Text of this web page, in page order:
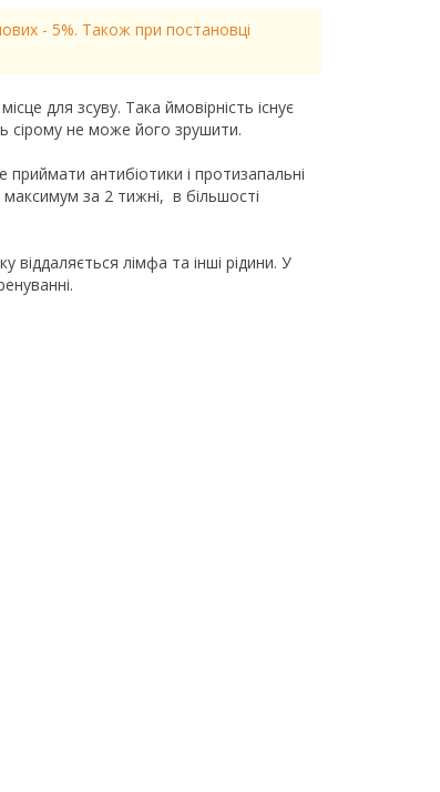
- 5%. Також при постановці
для зсуву. Така ймовірність існує
сірому не може його зрушити.
приймати антибіотики і протизапальні
за 2 тижні, в більшості
віддаляється лімфа та інші рідини. У